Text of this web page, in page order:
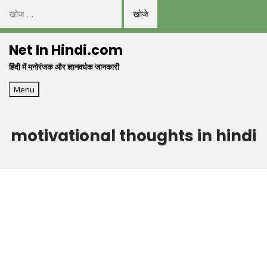
निम्न
को
खोजें:Net In Hindi.com
हिंदी में मनोरंजक और ज्ञानवर्धक जानकारी
Menu
motivational thoughts in hindi